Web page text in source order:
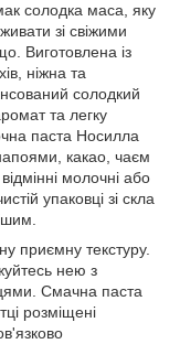
солодка маса, яку
зі свіжими
Виготовлена із
ніжна та
солодкий
та легку
паста Носилла
какао, чаєм
молочні або
упаковці зі скла
приємну текстуру.
нею з
Смачна паста
розміщені